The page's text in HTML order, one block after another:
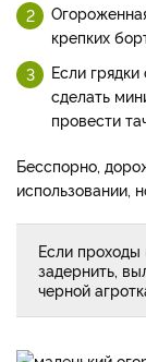
крепких
Если
сделать
провести
Бесспорно,
использовании,
Если
задернить,
черной